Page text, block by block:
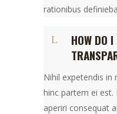
rationibus
HOW DO
Nihil expetendis in
hinc partem ei est.
aperiri consequat